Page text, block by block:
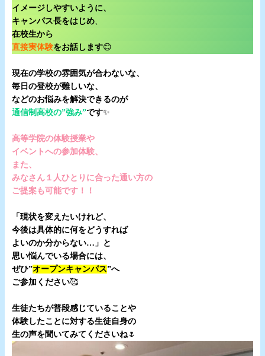
イメージしやすいように、
キャンパス長をはじめ
在校生から
直接実体験をお話します😊
現在の学校の雰囲気が合わないな、
毎日の登校が難しいな、
などのお悩みを解決できるのが
通信制高校の”強み”です✨
高等学院の体験授業や
イベントへの参加体験、
また、
みなさん１人ひとりに合った通い方の
ご提案も可能です！！
「現状を変えたいけれど、
今後は具体的に何をどうすれば
よいのか分からない…」と
思い悩んでいる場合には、
ぜひ”オープンキャンパス”へ
ご参加ください🥰
生徒たちが普段感じていることや
体験したことに対する生徒自身の
生の声を聞いてみてくださいね🌷